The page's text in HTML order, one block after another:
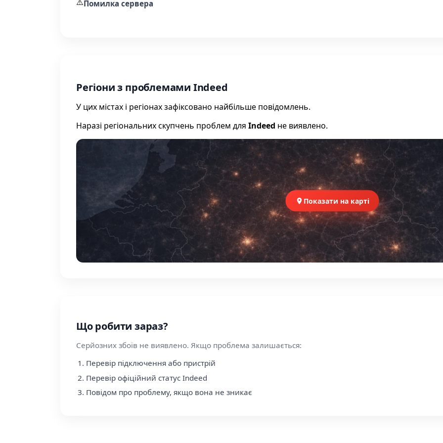
Помилка сервера
Регіони з проблемами Indeed
У цих містах і регіонах зафіксовано найбільше повідомлень.
Наразі регіональних скупчень проблем для Indeed не виявлено.
Показати на карті
Що робити зараз?
Серйозних збоїв не виявлено. Якщо проблема залишається:
Перевір підключення або пристрій
Перевір офіційний статус Indeed
Повідом про проблему, якщо вона не зникає